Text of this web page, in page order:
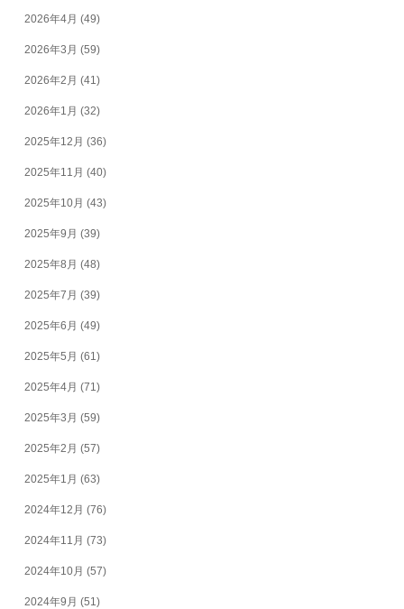
2026年4月 (49)
2026年3月 (59)
2026年2月 (41)
2026年1月 (32)
2025年12月 (36)
2025年11月 (40)
2025年10月 (43)
2025年9月 (39)
2025年8月 (48)
2025年7月 (39)
2025年6月 (49)
2025年5月 (61)
2025年4月 (71)
2025年3月 (59)
2025年2月 (57)
2025年1月 (63)
2024年12月 (76)
2024年11月 (73)
2024年10月 (57)
2024年9月 (51)